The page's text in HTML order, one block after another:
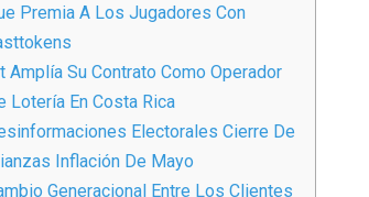
Premia A Los Jugadores Con
Amplía Su Contrato Como Operador
Lotería En Costa Rica
Electorales Cierre De
Inflación De Mayo
Generacional Entre Los Clientes